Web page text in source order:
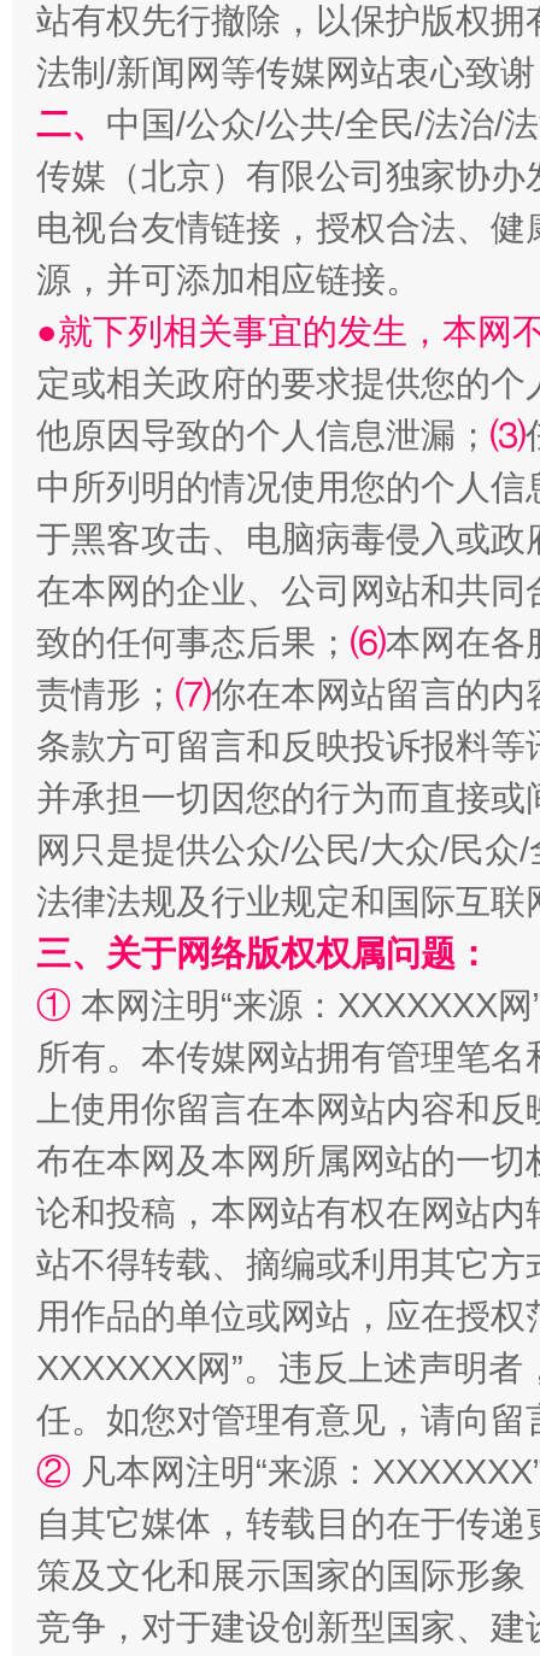
巳巳如意，开工大吉！ 三轮
站有权先行撤除，以保护版权
法制/新闻网等传媒网站衷心致
二、 中国/公众/公共/全民/法治/
传媒（北京）有限公司独家协
电视台友情链接，授权合法、
源，并可添加相应链接。
●就下列相关事宜的发生，本网
定或相关政府的要求提供您的个
他原因导致的个人信息泄漏； ⑶
中所列明的情况使用您的个人
于黑客攻击、电脑病毒侵入或
在本网的企业、公司网站和共
致的任何事态后果； ⑹本网在各
责情形； ⑺你在本网站留言的内
条款方可留言和反映投诉报料
并承担一切因您的行为而直接
网只是提供公众/公民/大众/民
法律法规及行业规定和国际互
三、关于网络版权权属问题：
① 本网注明“来源：XXXXXXX
所有。本传媒网站拥有管理笔
上使用你留言在本网站内容和
布在本网及本网所属网站的一
论和投稿，本网站有权在网站
站不得转载、摘编或利用其它
用作品的单位或网站，应在授
XXXXXXX网”。违反上述声明
任。如您对管理有意见，请向
② 凡本网注明“来源：
自其它媒体，转载目的在于传
策及文化和展示国家的国际形
竞争，对于建设创新型国家、